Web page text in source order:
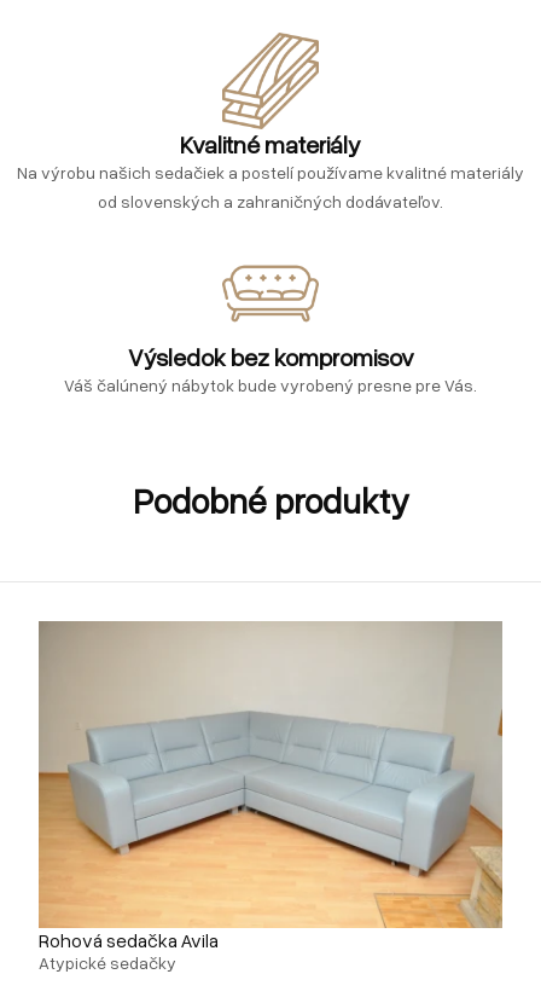
Kvalitné materiály
Na výrobu našich sedačiek a postelí používame kvalitné materiály
od slovenských a zahraničných dodávateľov.
Výsledok bez kompromisov
Váš čalúnený nábytok bude vyrobený presne pre Vás.
Podobné produkty
Rohová sedačka Avila
Atypické sedačky